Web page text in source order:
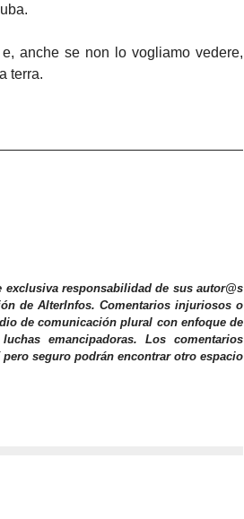
anche se non lo vogliamo vedere,
terra.
responsabilidad de sus autor@s
de AlterInfos. Comentarios injuriosos o
de comunicación plural con enfoque de
emancipadoras. Los comentarios
seguro podrán encontrar otro espacio